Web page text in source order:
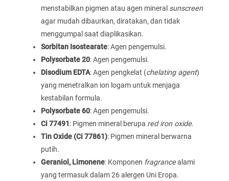
menstabilkan pigmen atau agen mineral sunscreen
agar mudah dibaurkan, diratakan, dan tidak
menggumpal saat diaplikasikan.
Sorbitan Isostearate: Agen pengemulsi.
Polysorbate 20: Agen pengemulsi.
Disodium EDTA: Agen pengkelat (chelating agent)
yang menetralkan ion logam untuk menjaga
kestabilan formula.
Polysorbate 60: Agen pengemulsi.
Ci 77491: Pigmen mineral berupa red iron oxide.
Tin Oxide (Ci 77861): Pigmen mineral berwarna
putih.
Geraniol, Limonene: Komponen fragrancealami
yang termasuk dalam 26 alergen Uni Eropa.